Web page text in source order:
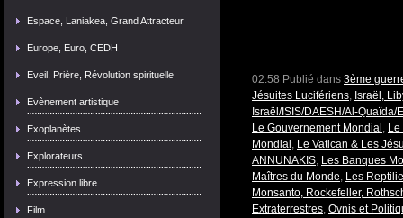
Espace, Laniakea, Grand Attracteur
Europe, Euro, CEDH
Eveil, Prière, Révolution spirituelle
Evènement artistique
Exoplanètes
Explorateurs
Expression libre
Film
02:58 Publié dans 3ème
Jésuites Lucifériens, Israël,
Israël/ISIS/DAESH/Al-Quaïda/
Le Gouvernement Mondial ,
Mondial , Le Vatican & Les
ANNUNAKIS, Les Banques
Maîtres du Monde, Les
Monsanto, Rockefeller,
Extraterrestres, Ovnis et